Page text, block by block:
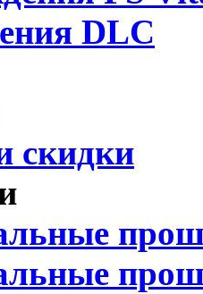
DLC
скидки